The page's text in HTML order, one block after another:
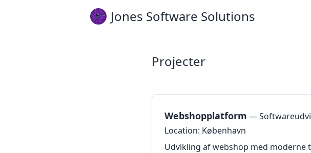
Jones Software Solutions
Projecter
Webshopplatform —
Location: København
Udvikling af webshop med